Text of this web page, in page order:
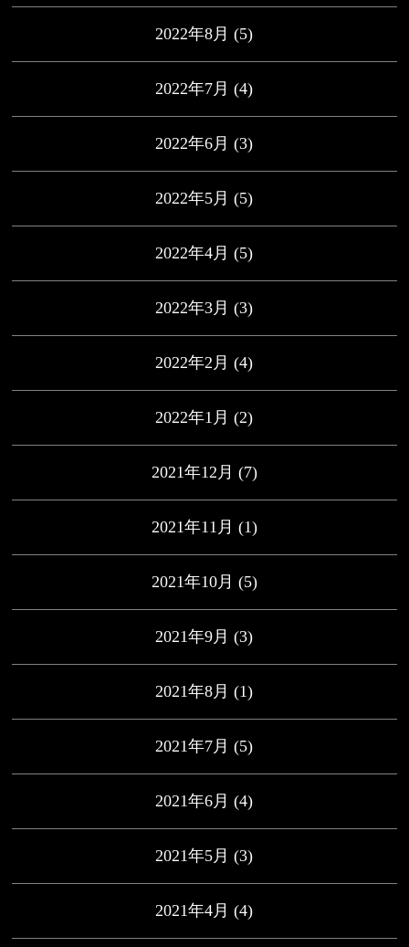
2022年8月 (5)
2022年7月 (4)
2022年6月 (3)
2022年5月 (5)
2022年4月 (5)
2022年3月 (3)
2022年2月 (4)
2022年1月 (2)
2021年12月 (7)
2021年11月 (1)
2021年10月 (5)
2021年9月 (3)
2021年8月 (1)
2021年7月 (5)
2021年6月 (4)
2021年5月 (3)
2021年4月 (4)